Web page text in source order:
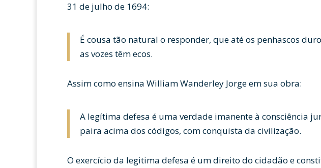
31 de julho de 1694:
É cousa tão natural o responder, que até os penhascos
as vozes têm ecos.
Assim como ensina William Wanderley Jorge em sua obra:
A legítima defesa é uma verdade imanente à consciência
paira acima dos códigos, com conquista da civilização.
O exercício da legitima defesa é um direito do cidadão e